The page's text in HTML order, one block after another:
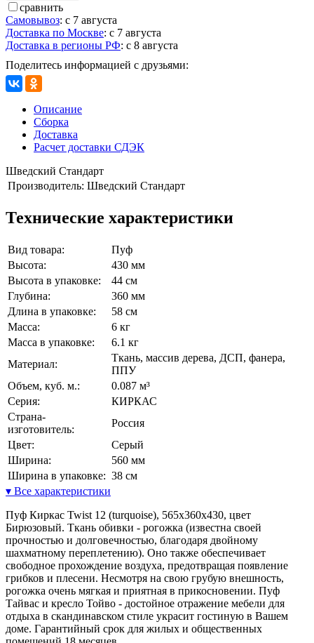
сравнить
Самовывоз: с 7 августа
Доставка по Москве: с 7 августа
Доставка в регионы РФ: с 8 августа
Поделитесь информацией с друзьями:
Описание
Сборка
Доставка
Расчет доставки СДЭК
Шведский Стандарт
Производитель: Шведский Стандарт
Технические характеристики
Вид товара:
Пуф
Высота:
430 мм
Высота в упаковке:
44 см
Глубина:
360 мм
Длина в упаковке:
58 см
Масса:
6 кг
Масса в упаковке:
6.1 кг
Материал:
Ткань, массив дерева, ДСП, фанера,
ППУ
Объем, куб. м.:
0.087 м³
Серия:
КИРКАС
Страна-
изготовитель:
Россия
Цвет:
Серый
Ширина:
560 мм
Ширина в упаковке: 38 см
▾ Все характеристики
Пуф Киркас Twist 12 (turquoise), 565х360х430, цвет
Бирюзовый. Ткань обивки - рогожка (известна своей
прочностью и долговечностью, благодаря двойному
шахматному переплетению). Оно также обеспечивает
свободное прохождение воздуха, предотвращая появление
грибков и плесени. Несмотря на свою грубую внешность,
рогожка очень мягкая и приятная в прикосновении. Пуф
Тайвас и кресло Тойво - достойное отражение мебели для
отдыха в скандинавском стиле украсит гостиную в Вашем
доме. Гарантийный срок для жилых и общественных